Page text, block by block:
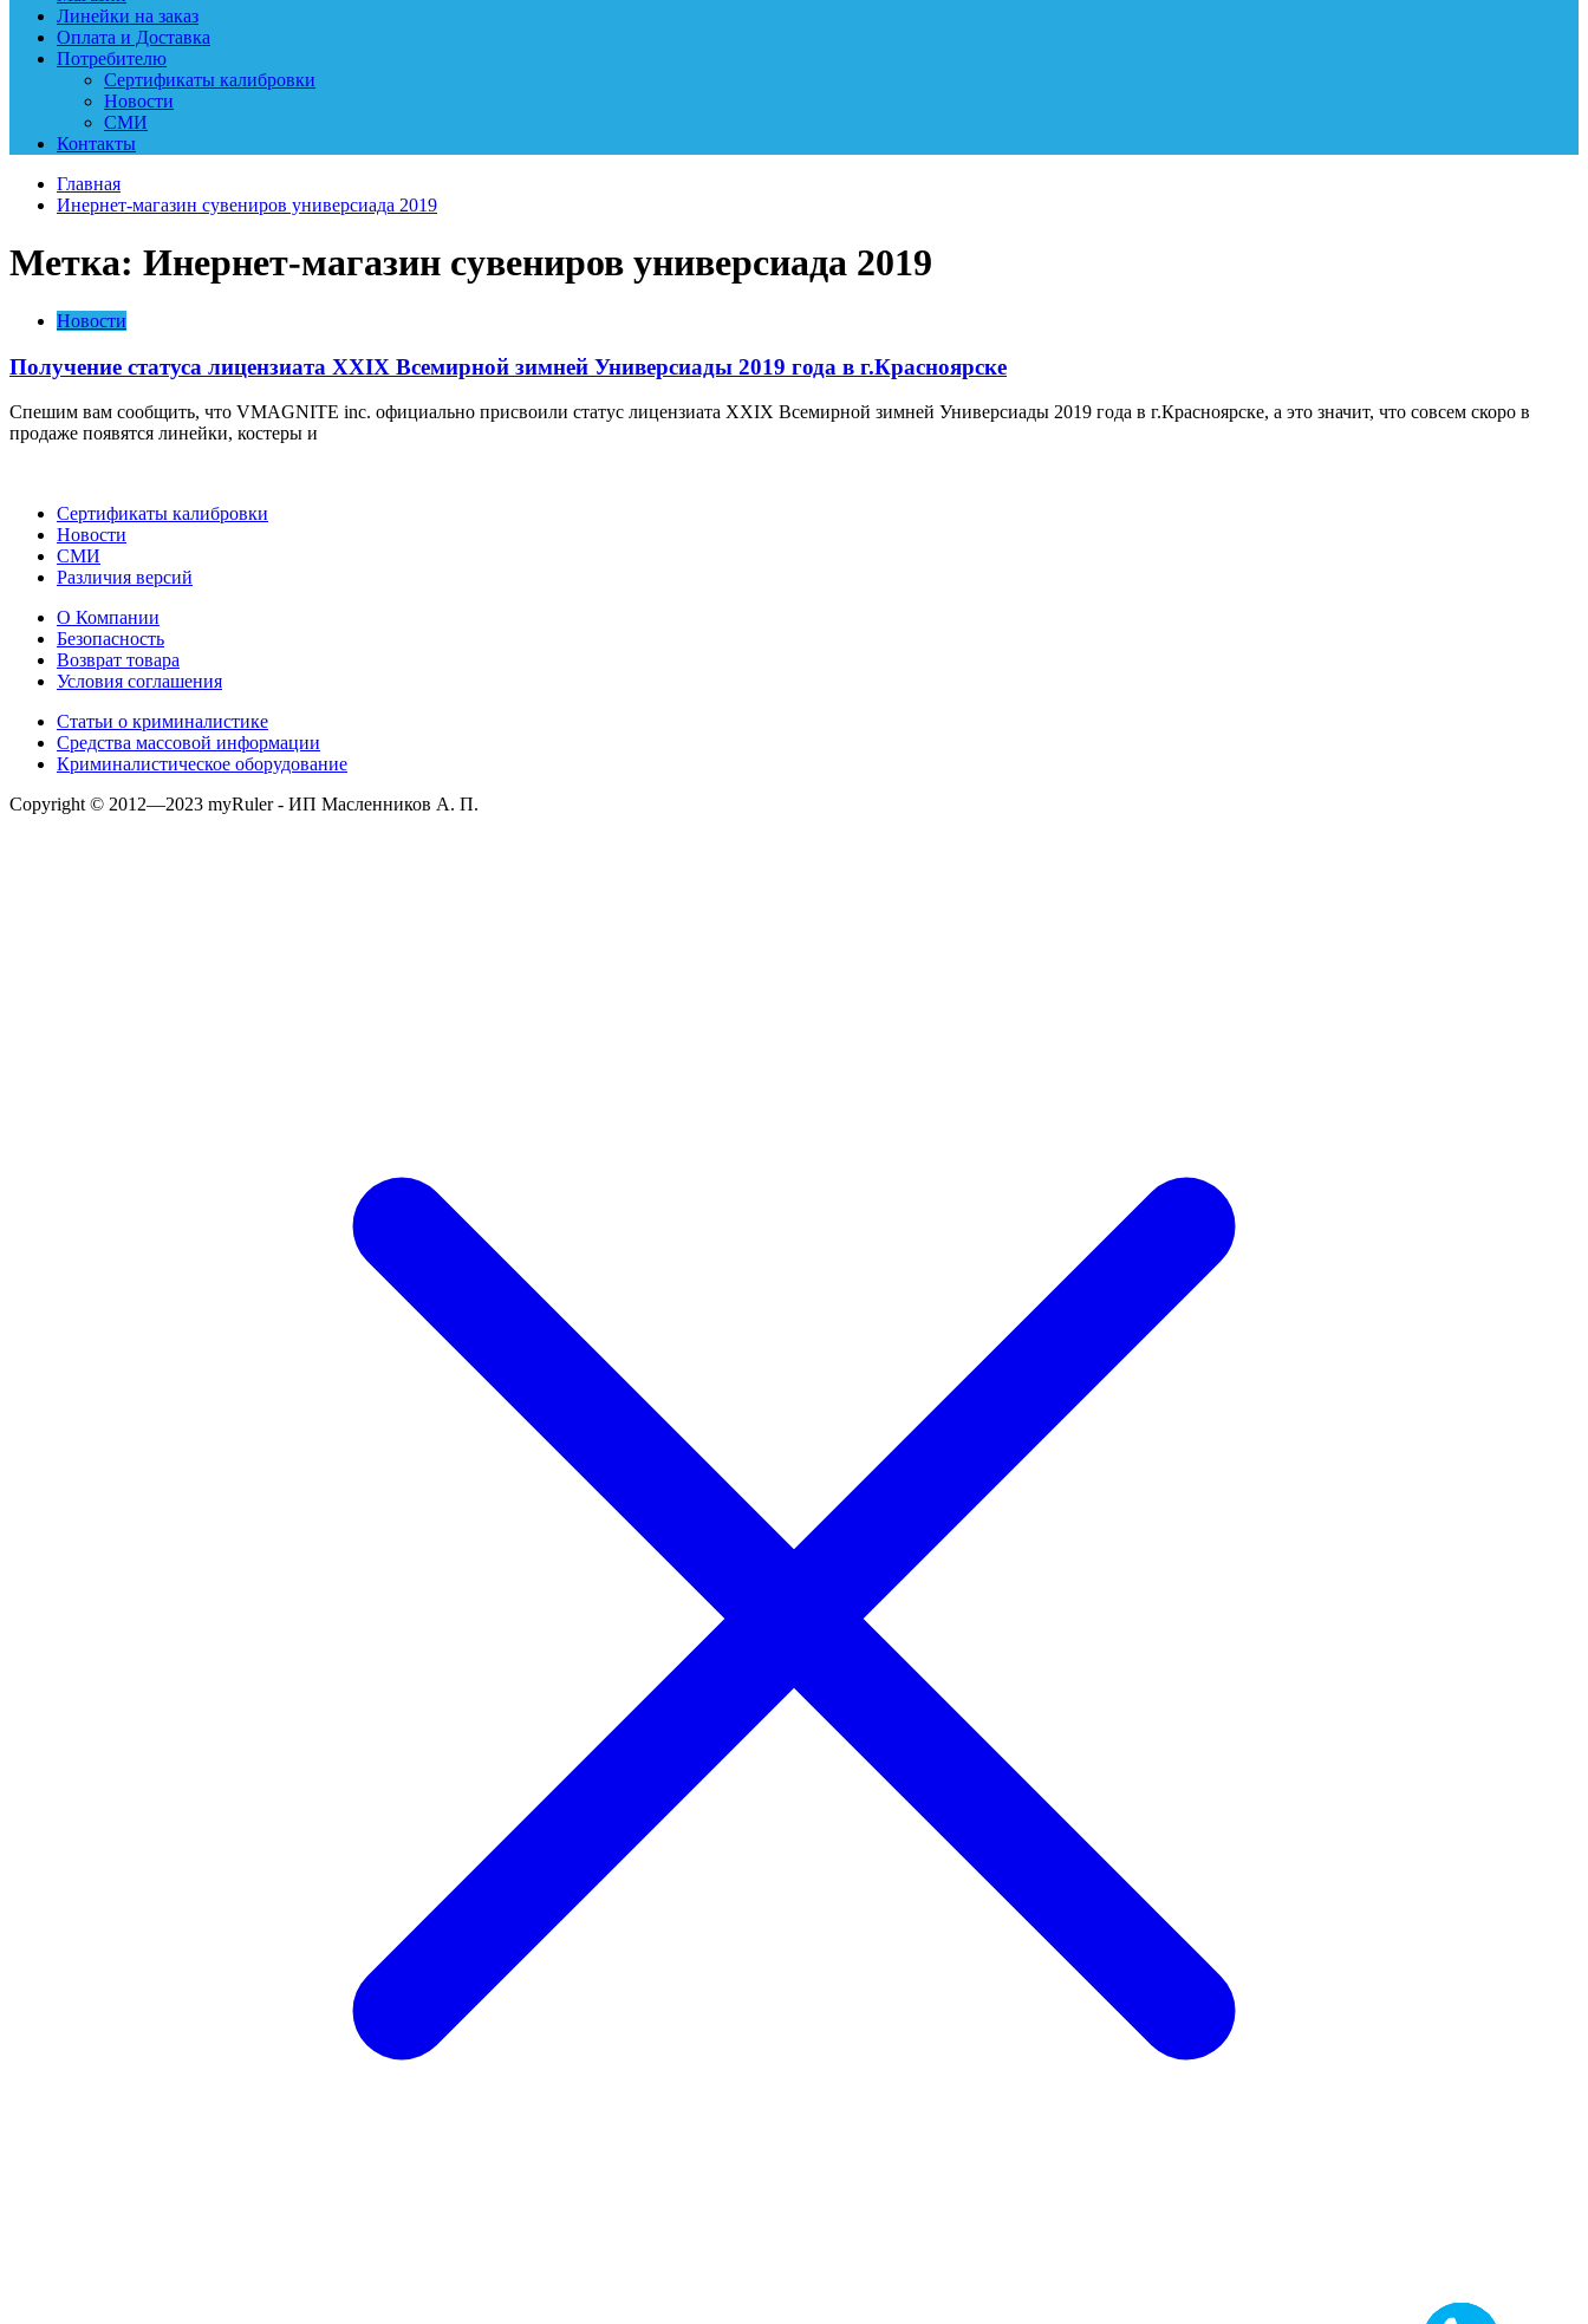
Линейки на заказ
Оплата и Доставка
Потребителю
Сертификаты калибровки
Новости
СМИ
Контакты
Главная
Инернет-магазин сувениров универсиада 2019
Метка: Инернет-магазин сувениров универсиада 2019
Новости
Получение статуса лицензиата XXIX Всемирной зимней Универсиады 2019 года в г.Красноярске
Спешим вам сообщить, что VMAGNITE inc. официально присвоили статус лицензиата XXIX Всемирной зимней Универсиады 2019 года в г.Красноярске, а это значит, что совсем скоро в
продаже появятся линейки, костеры и
Сертификаты калибровки
Новости
СМИ
Различия версий
О Компании
Безопасность
Возврат товара
Условия соглашения
Статьи о криминалистике
Средства массовой информации
Криминалистическое оборудование
Copyright © 2012—2023 myRuler - ИП Масленников А. П.